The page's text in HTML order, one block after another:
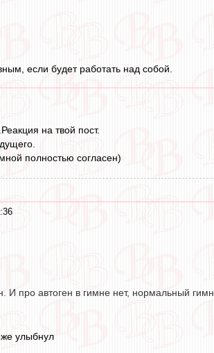
если будет работать над собой.
на твой пост.
полностью согласен)
про автоген в гимне нет, нормальный гимн.
улыбнул